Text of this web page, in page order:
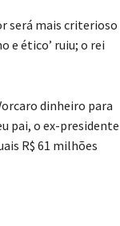
será mais criterioso
e ético’ ruiu; o rei
dinheiro para
pai, o ex-presidente
R$ 61 milhões